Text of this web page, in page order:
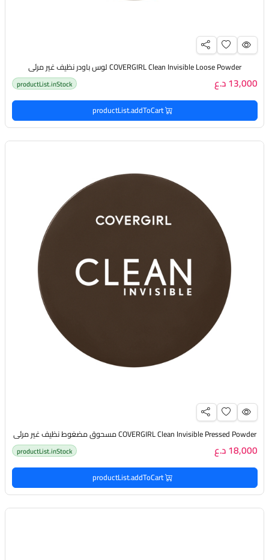
COVERGIRL Clean Invisible Loose Powder لوس باودر نظيف غير مرئي
13,000 د.ع productList.inStock
productList.addToCart
COVERGIRL Clean Invisible Pressed Powder مسحوق مضغوط نظيف غير مرئي
18,000 د.ع productList.inStock
productList.addToCart